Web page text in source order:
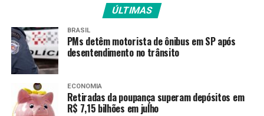
ÚLTIMAS
BRASIL
PMs detêm motorista de ônibus em SP após
desentendimento no trânsito
ECONOMIA
Retiradas da poupança superam depósitos em
R$ 7,15 bilhões em julho